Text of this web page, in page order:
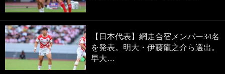
【日本代表】網走合宿メンバー34名
を発表。明大・伊藤龍之介ら選出。
早大…